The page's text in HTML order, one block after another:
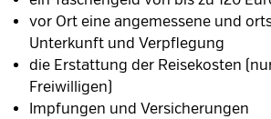
vor Ort eine angemessene und
Unterkunft und Verpflegung
die Erstattung der Reisekosten
Freiwilligen)
Impfungen und Versicherungen